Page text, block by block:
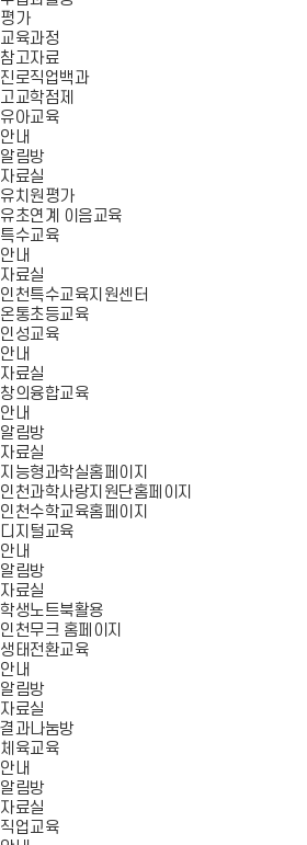
평가
교육과정
참고자료
진로직업백과
고교학점제
유아교육
안내
알림방
자료실
유치원평가
유초연계 이음교육
특수교육
안내
자료실
인천특수교육지원센터
온통초등교육
인성교육
안내
자료실
창의융합교육
안내
알림방
자료실
지능형과학실홈페이지
인천과학사랑지원단홈페이지
인천수학교육홈페이지
디지털교육
안내
알림방
자료실
학생노트북활용
인천무크 홈페이지
생태전환교육
안내
알림방
자료실
결과나눔방
체육교육
안내
알림방
자료실
직업교육